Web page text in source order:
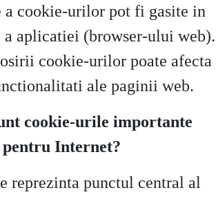
a cookie-urilor pot fi gasite in
a aplicatiei (browser-ului web).
cookie-urilor poate afecta
ale paginii web.
cookie-urile importante
pentru Internet?
reprezinta punctul central al